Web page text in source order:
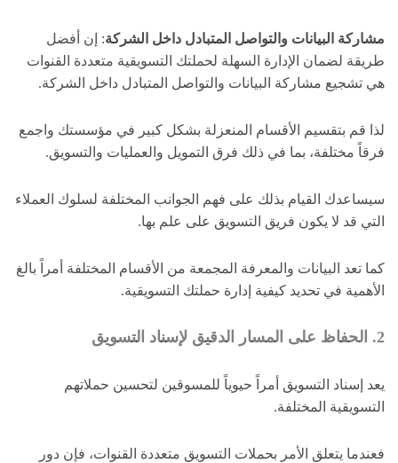
مشاركة البيانات والتواصل المتبادل داخل الشركة: إن أفضل
طريقة لضمان الإدارة السهلة لحملتك التسويقية متعددة القنوات
هي تشجيع مشاركة البيانات والتواصل المتبادل داخل الشركة.
لذا قم بتقسيم الأقسام المنعزلة بشكل كبير في مؤسستك واجمع
فرقاً مختلفة، بما في ذلك فرق التمويل والعمليات والتسويق.
سيساعدك القيام بذلك على فهم الجوانب المختلفة لسلوك العملاء
التي قد لا يكون فريق التسويق على علم بها.
كما تعد البيانات والمعرفة المجمعة من الأقسام المختلفة أمراً بالغ
الأهمية في تحديد كيفية إدارة حملتك التسويقية.
2. الحفاظ على المسار الدقيق لإسناد التسويق
يعد إسناد التسويق أمراً حيوياً للمسوقين لتحسين حملاتهم
التسويقية المختلفة.
فعندما يتعلق الأمر بحملات التسويق متعددة القنوات، فإن دور